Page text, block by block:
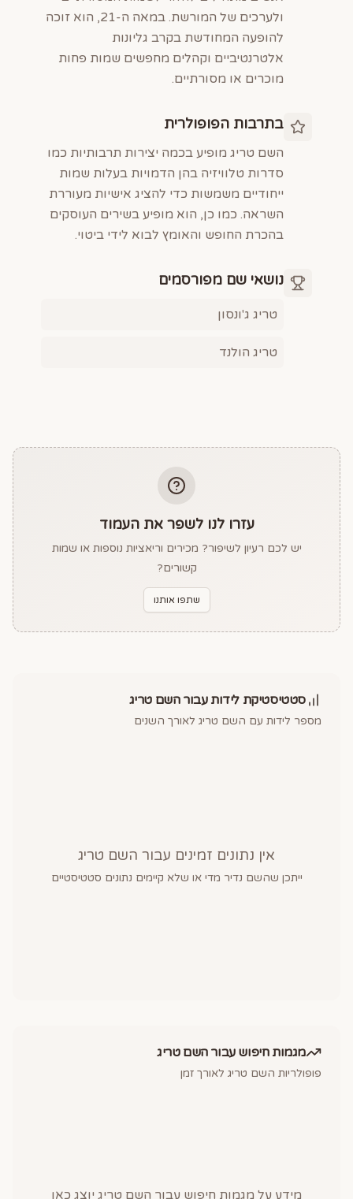
ולערכים של המורשת. במאה ה-21, הוא זוכה
להופעה המחודשת בקרב גליונות
אלטרנטיביים וקהלים מחפשים שמות פחות
מוכרים או מסורתיים.
בתרבות הפופולרית
השם טריג מופיע בכמה יצירות תרבותיות כמו
סדרות טלוויזיה בהן הדמויות בעלות שמות
ייחודיים משמשות כדי להציג אישיות מעוררת
השראה. כמו כן, הוא מופיע בשירים העוסקים
בהכרת החופש והאומץ לבוא לידי ביטוי.
נושאי שם מפורסמים
טריג ג'ונסון
טריג הולנד
עזרו לנו לשפר את העמוד
יש לכם רעיון לשיפור? מכירים וריאציות נוספות או שמות
קשורים?
שתפו אותנו
סטטיסטיקת לידות עבור השם טריג
מספר לידות עם השם טריג לאורך השנים
אין נתונים זמינים עבור השם טריג
ייתכן שהשם נדיר מדי או שלא קיימים נתונים סטטיסטיים
מגמות חיפוש עבור השםטריג
פופולריות השם טריג לאורך זמן
מידע על מגמות חיפוש עבור השם טריג יוצג כאן